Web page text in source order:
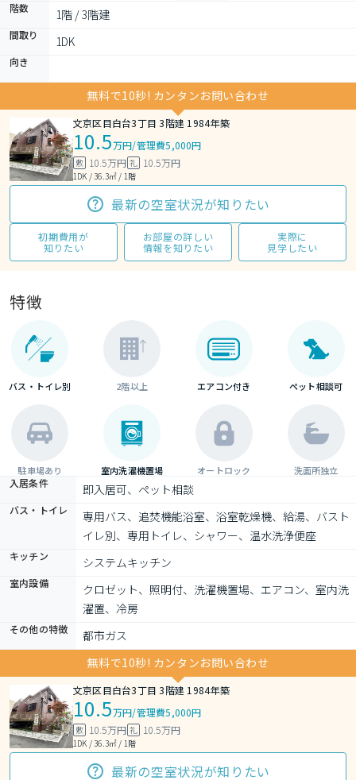
階数 1階 / 3階建
間取り 1DK
向き
無料で10秒! カンタンお問い合わせ
文京区目白台3丁目 3階建 1984年築
10.5万円/管理費5,000円
敷 10.5万円 礼 10.5万円
1DK / 36.3㎡ / 1階
最新の空室状況が知りたい
初期費用が
知りたい
お部屋の詳しい
情報を知りたい
実際に
見学したい
特徴
バス・トイレ別 2階以上 エアコン付き ペット相談可
駐車場あり 室内洗濯機置場 オートロック 洗面所独立
入居条件 即入居可、ペット相談
バス・トイレ
専用バス、追焚機能浴室、浴室乾燥機、給湯、バスト
イレ別、専用トイレ、シャワー、温水洗浄便座
キッチン システムキッチン
室内設備
クロゼット、照明付、洗濯機置場、エアコン、室内洗
濯置、冷房
その他の特徴
都市ガス
無料で10秒! カンタンお問い合わせ
文京区目白台3丁目 3階建 1984年築
10.5万円/管理費5,000円
敷 10.5万円 礼 10.5万円
1DK / 36.3㎡ / 1階
最新の空室状況が知りたい